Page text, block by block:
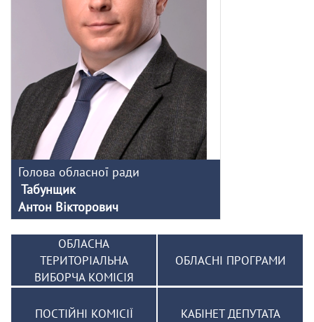
Голова обласної ради
Табунщик
Антон Вікторович
ОБЛАСНА
ТЕРИТОРІАЛЬНА
ВИБОРЧА КОМІСІЯ
ОБЛАСНІ ПРОГРАМИ
ПОСТІЙНІ КОМІСІЇ КАБІНЕТ ДЕПУТАТА